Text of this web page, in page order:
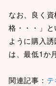
なお、良く
格・・・」
ように購入
は、最低1か
関連記事：